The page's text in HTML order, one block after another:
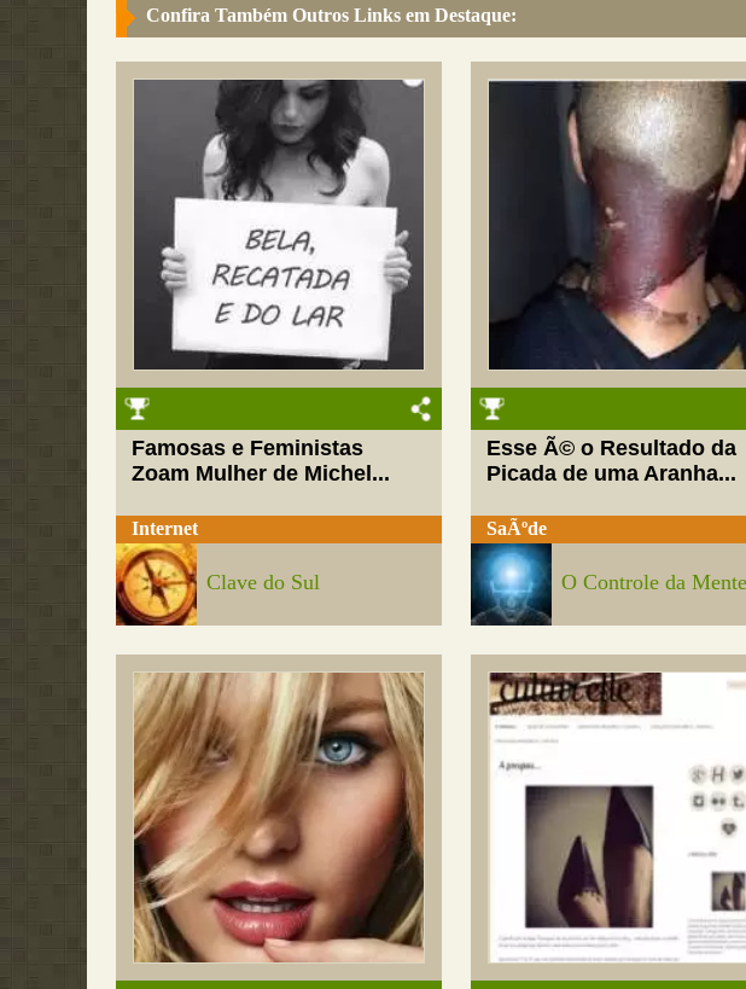
Confira Também Outros Links em Destaque:
Famosas e Feministas
Zoam Mulher de Michel...
Internet
Clave do Sul
Esse Ã© o Resultado da
Picada de uma Aranha...
SaÃºde
O Controle da Mente